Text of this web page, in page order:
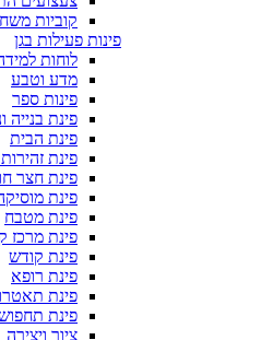
קוביות
פינות פעילות בגן
לוחות
מדע וטבע
פינות ספר
פינת בנייה
פינת הבית
פינת
פינת חצר
פינת
פינת מטבח
פינת מרכז
פינת קודש
פינת רופא
פינת
פינת
ציור ויצירה